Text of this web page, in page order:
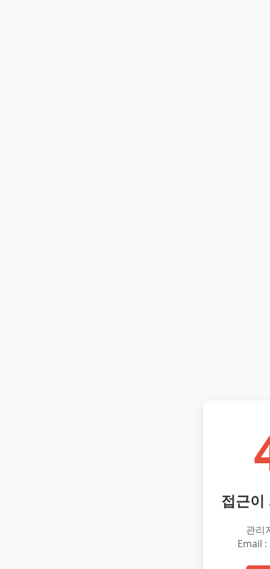
접근이
관리
Email